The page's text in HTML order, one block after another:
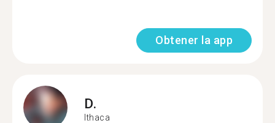
Obtener la app
D.
Ithaca